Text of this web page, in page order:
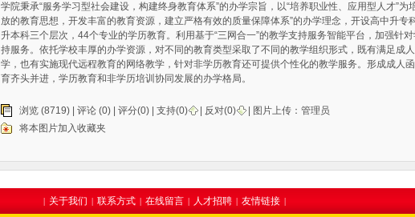
学院秉承“服务学习型社会建设，构建终身教育体系”的办学宗旨，以“培养职业性、应用型人才”为
放的教育思想，开发丰富的教育资源，建立严格有效的质量保障体系”的办学理念，开设高中升专
升本科三个层次，44个专业的学历教育。利用基于“三网合一”的教学支持服务智能平台，加强针
持服务。依托学校丰厚的办学资源，对不同的教育类型采取了不同的教学组织形式，既有满足成
学，也有实施现代远程教育的网络教学，针对非学历教育还可提供个性化的教学服务。形成成人
育齐头并进，学历教育和非学历培训协同发展的办学格局。
浏览 (8719) | 评论 (0) | 评分(0) | 支持(0) 反对(0) | 图片上传： 管理员
将本图片加入收藏夹
| 关于我们 | 联系方式 | 在线留言 | 人才招聘 | 友情链接 |